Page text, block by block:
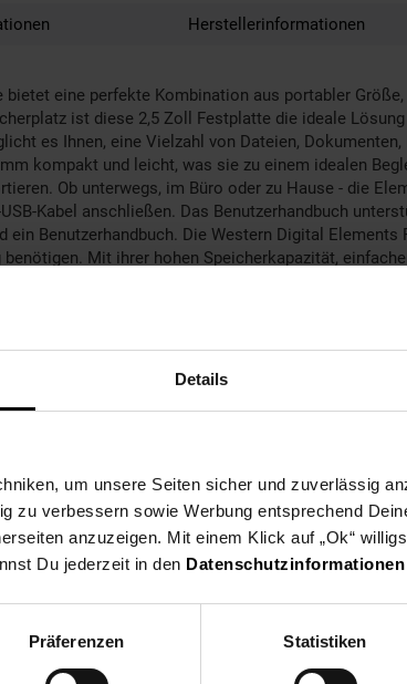
Details
um unsere Seiten sicher und zuverlässig
zu verbessern sowie Werbung entsprechend
anzuzeigen. Mit einem Klick auf „Ok“
Du jederzeit in den Datenschutzinformationen
Präferenzen Statistiken
Herstellerinformationen
eine perfekte Kombination aus portabler
ist diese 2,5 Zoll Festplatte die ideale
es Ihnen, eine Vielzahl von Dateien,
kompakt und leicht, was sie zu einem idealen
Ob unterwegs, im Büro oder zu Hause - die
Kabel anschließen. Das Benutzerhandbuch
Benutzerhandbuch. Die Western Digital
Mit ihrer hohen Speicherkapazität,